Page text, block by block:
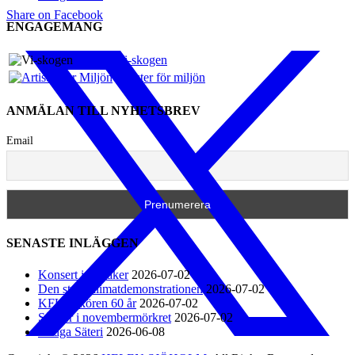
Share on Facebook
ENGAGEMANG
Vi-skogen
Artister för miljön
ANMÄLAN TILL NYHETSBREV
Email
SENASTE INLÄGGEN
Konsert i Näsåker 2026-07-02
Den stora klimatdemonstrationen 2026-07-02
KFUM-kören 60 år 2026-07-02
Sånger i novembermörkret 2026-07-02
Rodga Säteri 2026-06-08